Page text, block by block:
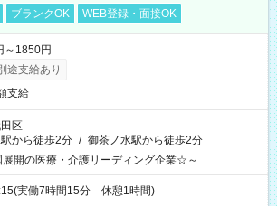
ブランクOK WEB登録・面接OK
～1850円
途支給あり
支給
区
から徒歩2分 / 御茶ノ水駅から徒歩2分
開の医療・介護リーディング企業☆～
実働7時間15分 休憩1時間)